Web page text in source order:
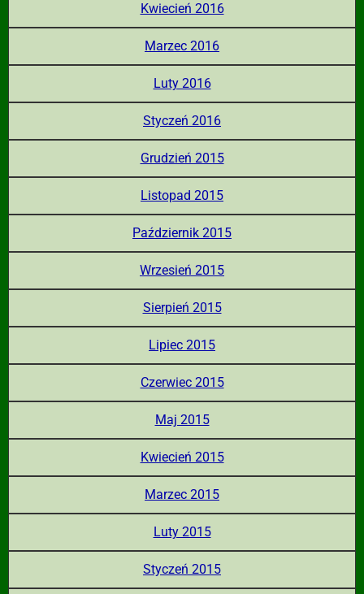
Kwiecień 2016
Marzec 2016
Luty 2016
Styczeń 2016
Grudzień 2015
Listopad 2015
Październik 2015
Wrzesień 2015
Sierpień 2015
Lipiec 2015
Czerwiec 2015
Maj 2015
Kwiecień 2015
Marzec 2015
Luty 2015
Styczeń 2015